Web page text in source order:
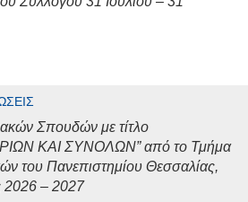
Σπουδών με τίτλο
ΚΑΙ ΣΥΝΟΛΩΝ” από το Τμήμα
του Πανεπιστημίου Θεσσαλίας,
2026 – 2027